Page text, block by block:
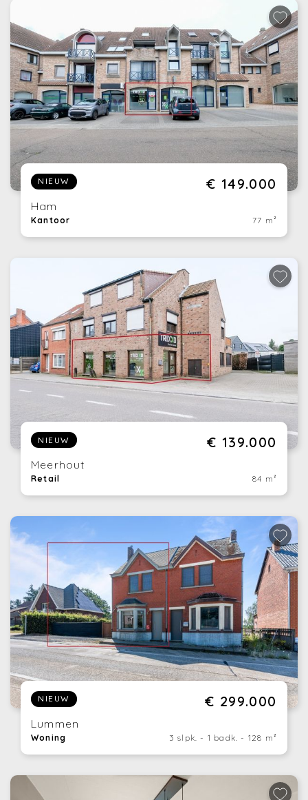
NIEUW € 149.000
Ham
Kantoor 77 m²
NIEUW € 139.000
Meerhout
Retail 84 m²
NIEUW € 299.000
Lummen
Woning 3 slpk. - 1 badk. - 128 m²